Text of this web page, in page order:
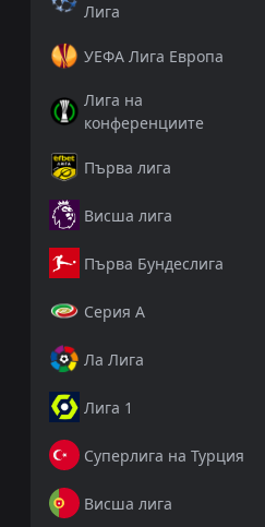
Лига
УЕФА Лига Европа
Лига на
конференциите
Първа лига
Висша лига
Първа Бундеслига
Серия А
Ла Лига
Лига 1
Суперлига на Турция
Висша лига